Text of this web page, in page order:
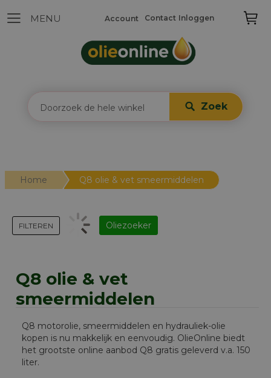
Zoek
Contact Inloggen
Account
Home Q8 olie & vet smeermiddelen
Q8 olie & vet
smeermiddelen
Q8 motorolie, smeermiddelen en hydrauliek-olie
kopen is nu makkelijk en eenvoudig. OlieOnline biedt
het grootste online aanbod Q8 gratis geleverd v.a. 150
liter.
FILTEREN Oliezoeker